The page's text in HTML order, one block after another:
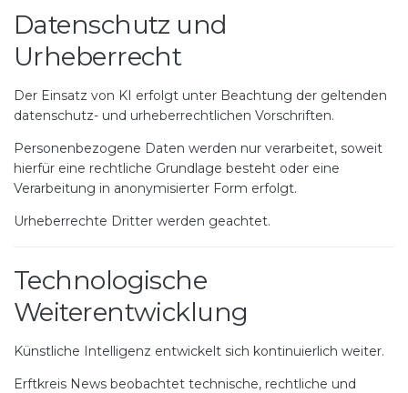
Datenschutz und
Urheberrecht
Der Einsatz von KI erfolgt unter Beachtung der geltenden
datenschutz- und urheberrechtlichen Vorschriften.
Personenbezogene Daten werden nur verarbeitet, soweit
hierfür eine rechtliche Grundlage besteht oder eine
Verarbeitung in anonymisierter Form erfolgt.
Urheberrechte Dritter werden geachtet.
Technologische
Weiterentwicklung
Künstliche Intelligenz entwickelt sich kontinuierlich weiter.
Erftkreis News beobachtet technische, rechtliche und